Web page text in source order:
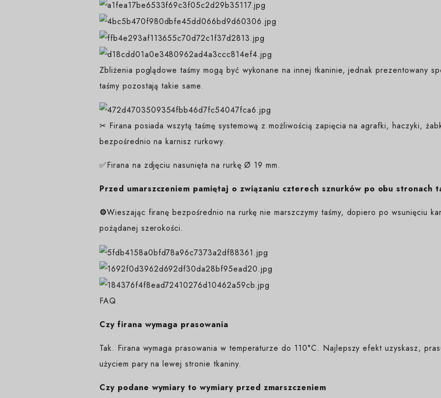
Zbliżenia poglądowe taśmy mogą być wykonane na innej tkaninie, jednak prezentowany
taśmy pozostają takie same.
✂ Firana posiada wszytą taśmę systemową z możliwością zapięcia na agrafki, haczyki,
bezpośrednio na karnisz rurkowy.
✅Firana na zdjęciu nasunięta na rurkę Ø 19 mm.
Przed umarszczeniem pamiętaj o związaniu czterech sznurków po obu stronach
⚙️Wieszając firanę bezpośrednio na rurkę nie marszczymy taśmy, dopiero po wsunięciu
pożądanej szerokości.
FAQ
Czy firana wymaga prasowania
Tak. Firana wymaga prasowania w temperaturze do 110°C. Najlepszy efekt uzyskasz,
użyciem pary na lewej stronie tkaniny.
Czy podane wymiary to wymiary przed zmarszczeniem